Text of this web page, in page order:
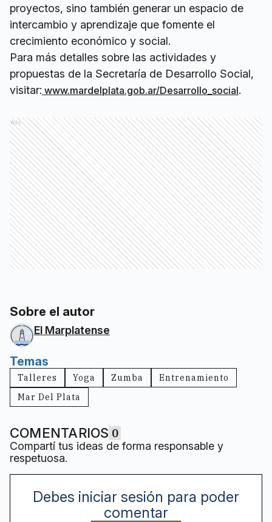
proyectos, sino también generar un espacio de
intercambio y aprendizaje que fomente el
crecimiento económico y social.
Para más detalles sobre las actividades y
propuestas de la Secretaría de Desarrollo Social,
visitar: www.mardelplata.gob.ar/Desarrollo_social.
Ads
Sobre el autor
El Marplatense
Temas
Talleres Yoga Zumba
Entrenamiento
Mar Del Plata
COMENTARIOS 0
Compartí tus ideas de forma responsable y
respetuosa.
Debes iniciar sesión para poder
comentar